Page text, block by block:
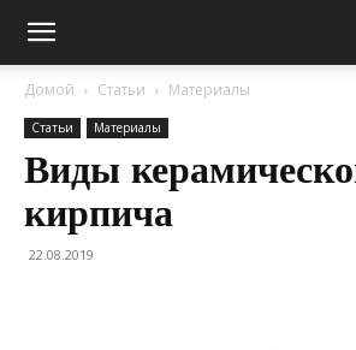
Домой Статьи Материалы
Статьи Материалы
Виды
кирпича
22.08.2019